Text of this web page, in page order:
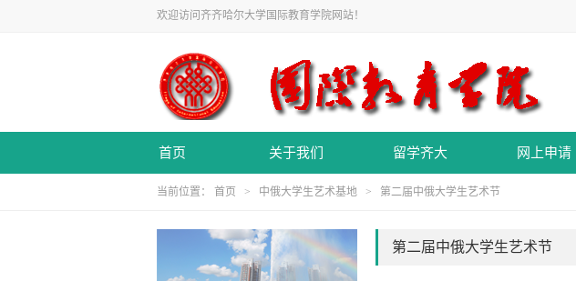
欢迎访问齐齐哈尔大学国际教育学院网站！
首页 关于我们 留学齐大 网上申请
当前位置： 首页 > 中俄大学生艺术基地 > 第二届中俄大学生艺术节
第二届中俄大学生艺术节